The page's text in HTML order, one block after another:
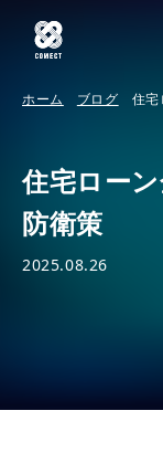
ホーム ブログ 住
住宅ローン
防衛策
2025.08.26